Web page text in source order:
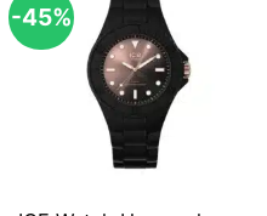
-45%